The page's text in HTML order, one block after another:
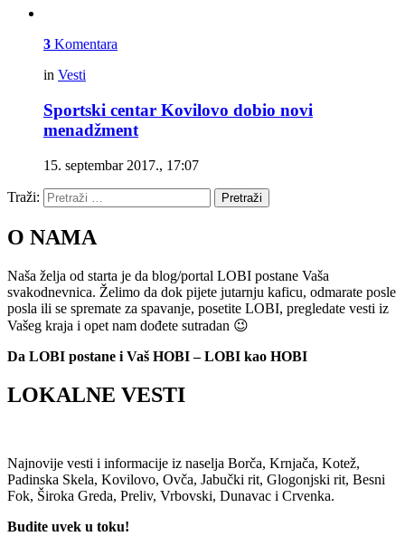
3 Komentara
in Vesti
Sportski centar Kovilovo dobio novi
menadžment
15. septembar 2017., 17:07
Traži: Pretraži
O NAMA
Naša želja od starta je da blog/portal LOBI postane Vaša
svakodnevnica. Želimo da dok pijete jutarnju kaficu, odmarate posle
posla ili se spremate za spavanje, posetite LOBI, pregledate vesti iz
Vašeg kraja i opet nam dođete sutradan 😉
Da LOBI postane i Vaš HOBI – LOBI kao HOBI
LOKALNE VESTI
Najnovije vesti i informacije iz naselja Borča, Krnjača, Kotež,
Padinska Skela, Kovilovo, Ovča, Jabučki rit, Glogonjski rit, Besni
Fok, Široka Greda, Preliv, Vrbovski, Dunavac i Crvenka.
Budite uvek u toku!